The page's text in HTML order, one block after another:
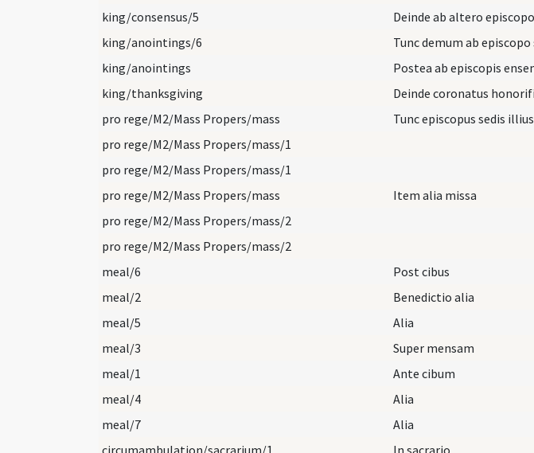
king/consensus/5
king/anointings/6
king/anointings
king/thanksgiving
pro rege/M2/Mass Propers/mass
pro rege/M2/Mass Propers/mass/1
pro rege/M2/Mass Propers/mass/1
pro rege/M2/Mass Propers/mass
Item alia missa
pro rege/M2/Mass Propers/mass/2
pro rege/M2/Mass Propers/mass/2
meal/6
Post cibus
meal/2
Benedictio alia
meal/5
Alia
meal/3
Super mensam
meal/1
Ante cibum
meal/4
Alia
meal/7
Alia
circumambulation/sacrarium/1
In sacrario